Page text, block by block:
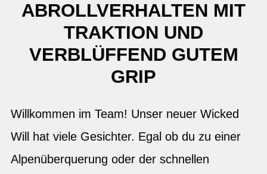
ABROLLVERHALTEN MIT
TRAKTION UND
VERBLÜFFEND GUTEM
GRIP
Willkommen im Team! Unser neuer Wicked
Will hat viele Gesichter. Egal ob du zu einer
Alpenüberquerung oder der schnellen